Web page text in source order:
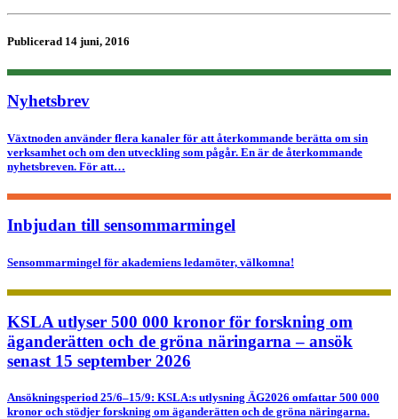
Publicerad 14 juni, 2016
Nyhetsbrev
Växtnoden använder flera kanaler för att återkommande berätta om sin
verksamhet och om den utveckling som pågår. En är de återkommande
nyhetsbreven. För att…
Inbjudan till sensommarmingel
Sensommarmingel för akademiens ledamöter, välkomna!
KSLA utlyser 500 000 kronor för forskning om
äganderätten och de gröna näringarna – ansök
senast 15 september 2026
Ansökningsperiod 25/6–15/9: KSLA:s utlysning ÄG2026 omfattar 500 000
kronor och stödjer forskning om äganderätten och de gröna näringarna.